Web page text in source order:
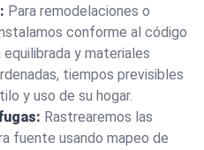
Para remodelaciones o
conforme al código
y materiales
tiempos previsibles
y uso de su hogar.
Rastrearemos las
fuente usando mapeo de